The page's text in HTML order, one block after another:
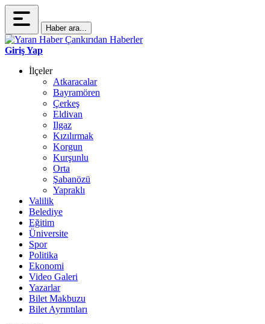
Haber ara...
Giriş Yap
İlçeler
Atkaracalar
Bayramören
Çerkeş
Eldivan
Ilgaz
Kızılırmak
Korgun
Kurşunlu
Orta
Şabanözü
Yapraklı
Valilik
Belediye
Eğitim
Üniversite
Spor
Politika
Ekonomi
Video Galeri
Yazarlar
Bilet Makbuzu
Bilet Ayrıntıları